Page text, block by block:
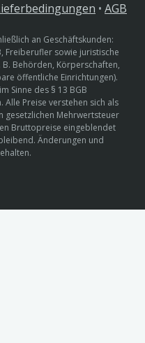
• AGB
an Geschäftskunden:
Freiberufler sowie juristische
Behörden, Körperschaften,
öffentliche Einrichtungen).
Sinne des § 13 BGB
Alle Preise verstehen sich als
gesetzlichen Mehrwertsteuer
Bruttopreise eingeblendet
Änderungen und